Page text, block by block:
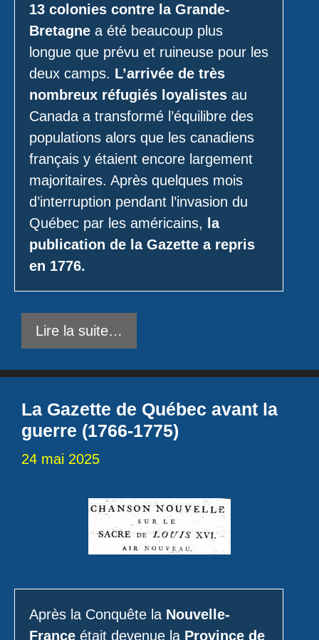
13 colonies contre la Grande-
Bretagne a été beaucoup plus
longue que prévu et ruineuse pour les
deux camps. L’arrivée de très
nombreux réfugiés loyalistes au
Canada a transformé l’équilibre des
populations alors que les canadiens
français y étaient encore largement
majoritaires. Après quelques mois
d’interruption pendant l’invasion du
Québec par les américains, la
publication de la Gazette a repris
en 1776.
Lire la suite…
La Gazette de Québec avant la
guerre (1766-1775)
24 mai 2025
Après la Conquête la Nouvelle-
France était devenue la Province de